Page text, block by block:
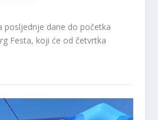
posljednje dane do početka
Festa, koji će od četvrtka